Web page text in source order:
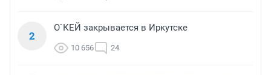
2
О`КЕЙ закрывается в Иркутске
10 656 24